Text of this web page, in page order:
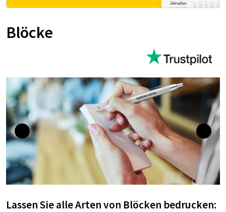
Blöcke
Lassen Sie alle Arten von Blöcken bedrucken: